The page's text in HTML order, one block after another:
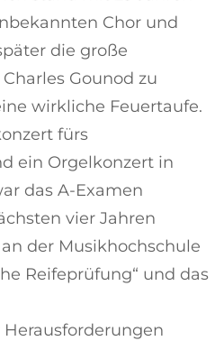
Chor und
die große
Gounod zu
wirkliche Feuertaufe.
fürs
ein Orgelkonzert in
das A-Examen
vier Jahren
der Musikhochschule
Reifeprüfung“ und das